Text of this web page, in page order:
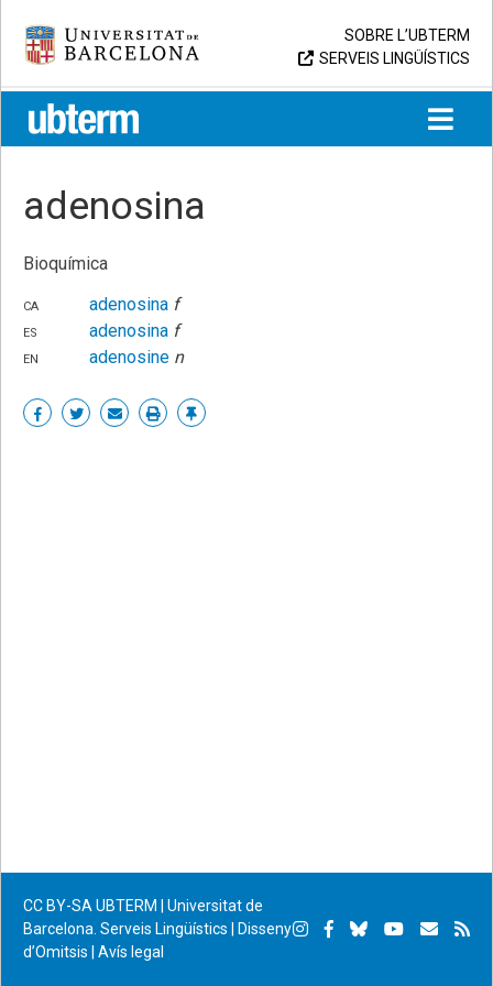
content
Universitat de Barcelona
SOBRE L’UBTERM
SERVEIS LINGÜÍSTICS
UB > UBTERM
adenosina
Bioquímica
ca
adenosina f
es
adenosina f
en
adenosine n
Share ShareSharePrint Enllaç
CC BY-SA UBTERM | Universitat de
Barcelona. Serveis Lingüístics
Disseny
d’Omitsis
Avís legal
Instagram
Facebook
BlueskyYouTube